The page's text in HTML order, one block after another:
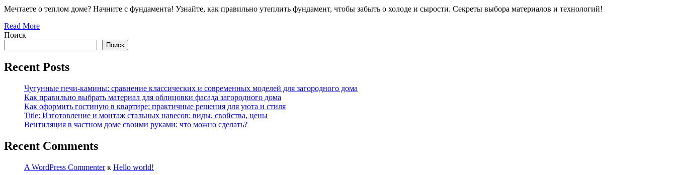
Мечтаете о теплом доме? Начните с фундамента! Узнайте, как правильно утеплить фундамент, чтобы забыть о холоде и сырости. Секреты выбора материалов и технологий!
Read More
Поиск
Поиск
Recent Posts
Чугунные печи-камины: сравнение классических и современных моделей для загородного дома
Как правильно выбрать материал для облицовки фасада загородного дома
Как оформить гостиную в квартире: практичные решения для уюта и стиля
Title: Изготовление и монтаж стальных навесов: виды, свойства, цены
Вентиляция в частном доме своими руками: что можно сделать?
Recent Comments
A WordPress Commenterк Hello world!